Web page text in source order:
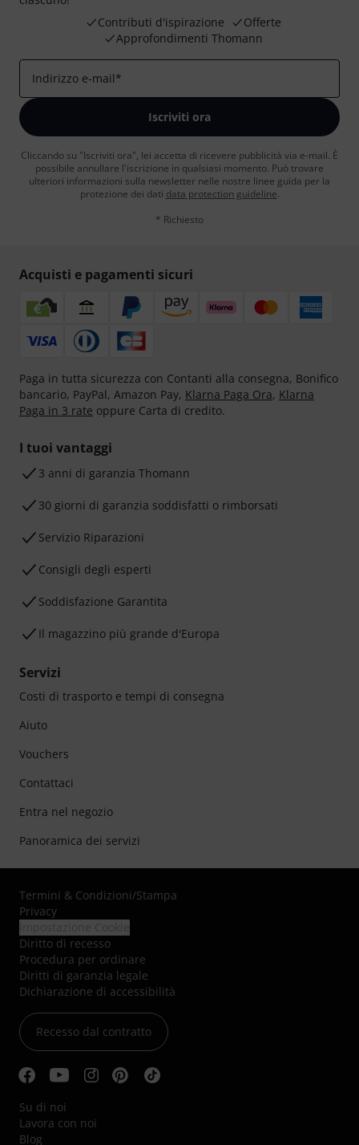
Contributi d'ispirazione
Offerte
Approfondimenti Thomann
Indirizzo e-mail*
Iscriviti ora
Cliccando su "Iscriviti ora", lei accetta di ricevere pubblicità via e-mail. È
possibile annullare l'iscrizione in qualsiasi momento. Può trovare
ulteriori informazioni sulla newsletter nelle nostre linee guida per la
protezione dei dati data protection guideline.
* Richiesto
Acquisti e pagamenti sicuri
Paga in tutta sicurezza con Contanti alla consegna, Bonifico
bancario, PayPal, Amazon Pay, Klarna Paga Ora, Klarna
Paga in 3 rate oppure Carta di credito.
I tuoi vantaggi
3 anni di garanzia Thomann
30 giorni di garanzia soddisfatti o rimborsati
Servizio Riparazioni
Consigli degli esperti
Soddisfazione Garantita
Il magazzino più grande d'Europa
Servizi
Costi di trasporto e tempi di consegna
Aiuto
Vouchers
Contattaci
Entra nel negozio
Panoramica dei servizi
Termini & Condizioni/Stampa
Privacy
Diritto di recesso
Procedura per ordinare
Diritti di garanzia legale
Dichiarazione di accessibilità
Recesso dal contratto
Su di noi
Lavora con noi
Blog